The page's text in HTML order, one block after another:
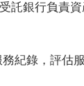
託銀行負責
紀錄，評估